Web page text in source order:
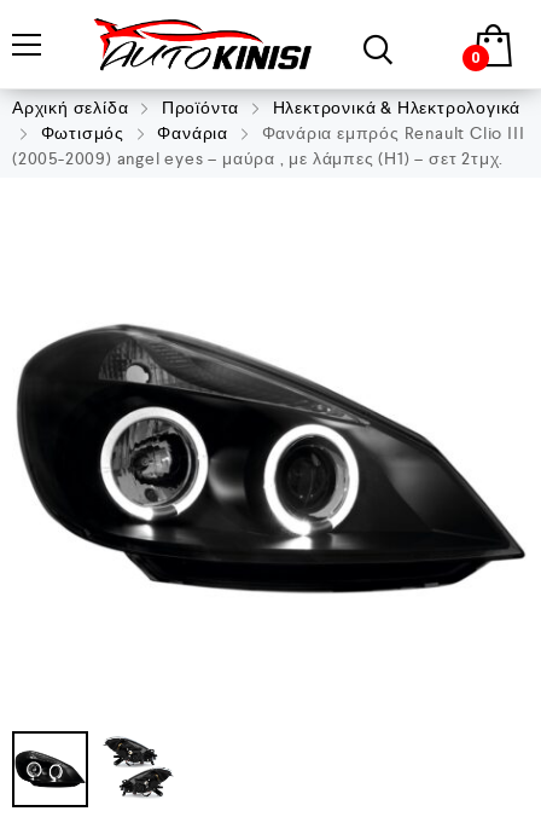
0
Αρχική σελίδα Προϊόντα
Ηλεκτρονικά & Ηλεκτρολογικά
Φωτισμός
Φανάρια
Φανάρια εμπρός Renault Clio ΙΙΙ
(2005-2009) angel eyes – μαύρα , με λάμπες (Η1) – σετ 2τμχ.